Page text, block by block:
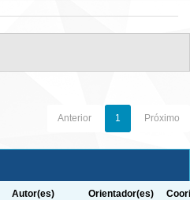
Anterior 1 Próximo
Autor(es) Orientador(es)